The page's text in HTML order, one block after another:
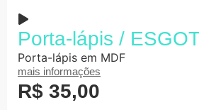
Porta-lápis /
Porta-lápis em MDF
mais informações
R$ 35,00